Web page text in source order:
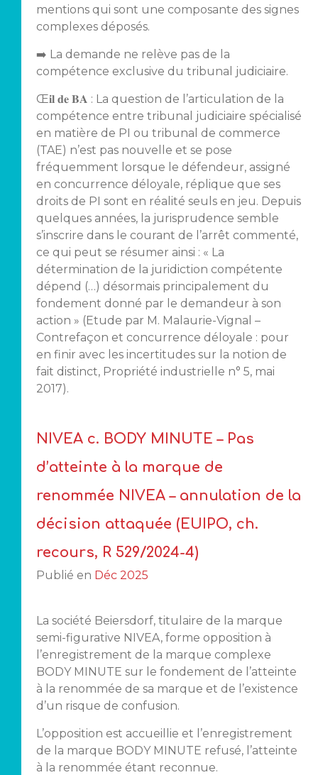
mentions qui sont une composante des signes
complexes déposés.
➡️ La demande ne relève pas de la
compétence exclusive du tribunal judiciaire.
Œ𝐢𝐥 𝐝𝐞 𝐁𝐀 : La question de l’articulation de la
compétence entre tribunal judiciaire spécialisé
en matière de PI ou tribunal de commerce
(TAE) n’est pas nouvelle et se pose
fréquemment lorsque le défendeur, assigné
en concurrence déloyale, réplique que ses
droits de PI sont en réalité seuls en jeu. Depuis
quelques années, la jurisprudence semble
s’inscrire dans le courant de l’arrêt commenté,
ce qui peut se résumer ainsi : « La
détermination de la juridiction compétente
dépend (…) désormais principalement du
fondement donné par le demandeur à son
action » (Etude par M. Malaurie-Vignal –
Contrefaçon et concurrence déloyale : pour
en finir avec les incertitudes sur la notion de
fait distinct, Propriété industrielle n° 5, mai
2017).
NIVEA c. BODY MINUTE – Pas
d’atteinte à la marque de
renommée NIVEA – annulation de la
décision attaquée (EUIPO, ch.
recours, R 529/2024-4)
Publié en Déc 2025
La société Beiersdorf, titulaire de la marque
semi-figurative NIVEA, forme opposition à
l’enregistrement de la marque complexe
BODY MINUTE sur le fondement de l’atteinte
à la renommée de sa marque et de l’existence
d’un risque de confusion.
L’opposition est accueillie et l’enregistrement
de la marque BODY MINUTE refusé, l’atteinte
à la renommée étant reconnue.